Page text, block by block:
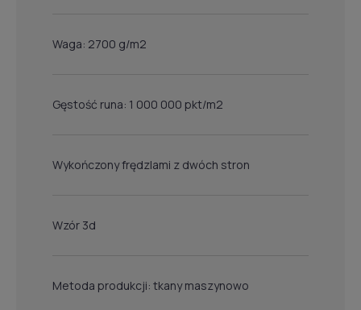
Waga: 2700 g/m2
Gęstość runa: 1 000 000 pkt/m2
Wykończony frędzlami z dwóch stron
Wzór 3d
Metoda produkcji: tkany maszynowo